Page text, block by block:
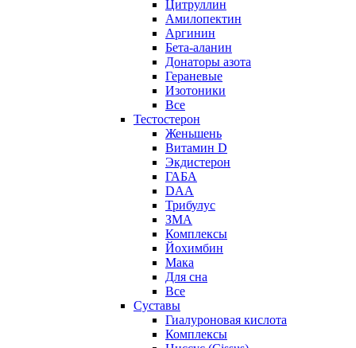
Цитруллин
Амилопектин
Аргинин
Бета-аланин
Донаторы азота
Гераневые
Изотоники
Все
Тестостерон
Женьшень
Витамин D
Экдистерон
ГАБА
DAA
Трибулус
ЗМА
Комплексы
Йохимбин
Мака
Для сна
Все
Суставы
Гиалуроновая кислота
Комплексы